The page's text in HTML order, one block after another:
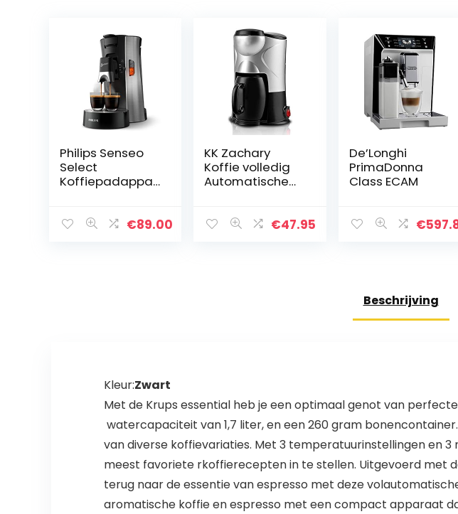
Philips Senseo
Select
Koffiepadappar
(Mild, Sterk of
€89.00
KK Zachary
Koffie volledig
Automatische
Machine, Één
€47.95
De’Longhi
PrimaDonna
Class ECAM
€
Beschrijving
Kleur:Zwart
Met de Krups essential heb je een optimaal genot van
watercapaciteit van 1,7 liter, en een 260 gram
van diverse koffievariaties. Met 3 temperatuurinstellingen en
meest favoriete rkoffierecepten in te stellen. Uitgevoerd met
terug naar de essentie van espresso met deze
aromatische koffie en espresso met een compact apparaat